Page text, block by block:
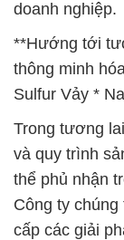
doanh nghiệp.
**Hướng tới
thông minh
Sulfur Vảy *
Trong tương
và quy trình
thể phủ nhận
Công ty
cấp các giải